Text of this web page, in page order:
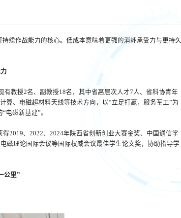
续作战能力的核心。低成本意味着更强的消耗承受力与更持久
教授2名、副教授18名，其中省高层次人才7人、省科协青年
算、电磁超材料天线等技术方向，以“立足打赢，服务军工”为
电磁新基建”。
2019、2022、2024年陕西省创新创业大赛金奖、中国通信学
磁理论国际会议等国际权威会议最佳学生论文奖，协助指导学
公里”